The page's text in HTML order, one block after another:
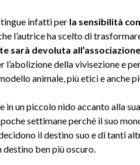
infatti per la sensibilità
l’autrice ha scelto di
sarà devoluta all’associazione
l’abolizione della vivisezione e
animale, più etici e anche
in un piccolo nido accanto alla
settimane perché il suo
il destino suo e di tanti
ben più oscuro.